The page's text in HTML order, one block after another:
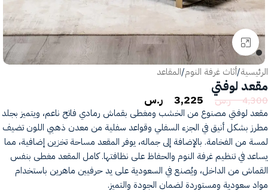
انقر للتكبير
الرئيسية/أثاث غرفة النوم/المقاعد
مقعد لوفتي
4,300 ر.س 3,225 ر.س
مقعد لوفتي مصنوع من الخشب ومغطى بقماش رمادي فاتح ناعم، ويتميز بجلد
مطرز بشكل أنيق في الجزء السفلي وقواعد سفلية من معدن ذهبي اللون تضيف
لمسة من الفخامة. بالإضافة إلى جماله، يوفر المقعد مساحة تخزين إضافية، مما
يساعد في تنظيم غرفة النوم والحفاظ على نظافتها. كامل المقعد مغطى بنفس
القماش من الداخل، ويُصنع في السعودية على يد حرفيين ماهرين باستخدام
مواد سعودية ومستوردة لضمان الجودة والتميز.